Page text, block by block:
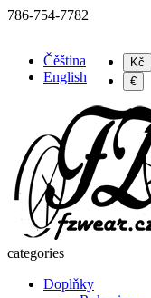
786-754-7782
Čěština
English
Kč
€
categories
Doplňky